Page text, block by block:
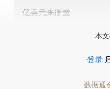
亿美元来衡量
本
登录
数据通